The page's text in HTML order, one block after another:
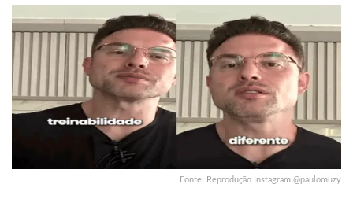
Fonte: Reprodução Instagram @paulomuzy